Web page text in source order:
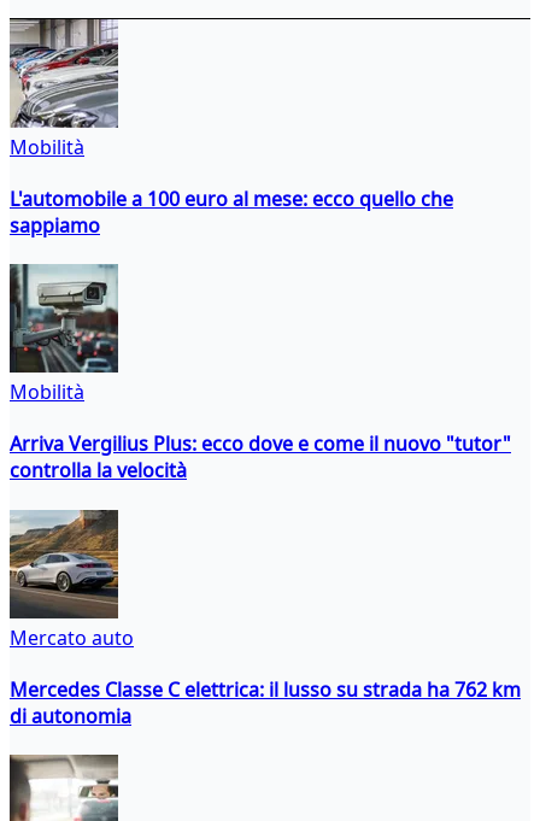
Mobilità
L'automobile a 100 euro al mese: ecco quello che
sappiamo
Mobilità
Arriva Vergilius Plus: ecco dove e come il nuovo "tutor"
controlla la velocità
Mercato auto
Mercedes Classe C elettrica: il lusso su strada ha 762 km
di autonomia